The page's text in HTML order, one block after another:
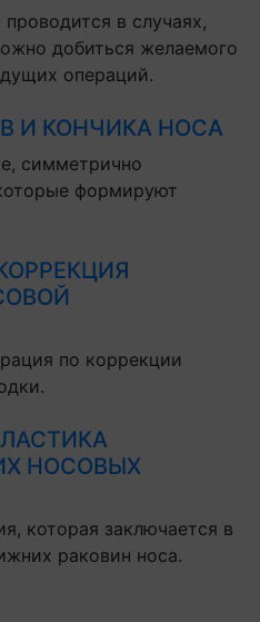
в случаях,
добиться желаемого
операций.
И КОНЧИКА НОСА
симметрично
формируют
по коррекции
НОСОВЫХ
которая заключается в
раковин носа.